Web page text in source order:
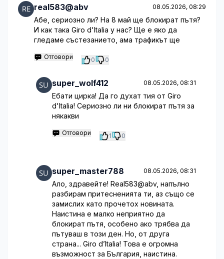
real583@abv 08.05.2026, 08:29
Абе, сериозно ли? На 8 май ще блокират пътя?
И как така Giro d'Italia у нас? Ще е яко да
гледаме състезанието, ама трафикът ще
Отговори 0 0
super_wolf412 08.05.2026, 08:31
Ебати цирка! Да го духат тия от Giro
d'Italia! Сериозно ли ни блокират пътя за
някакви
Отговори 1 0
super_master788 08.05.2026, 08:31
Ало, здравейте! Real583@abv, напълно
разбирам притесненията ти, аз също се
замислих като прочетох новината.
Наистина е малко неприятно да
блокират пътя, особено ако трябва да
пътуваш в този ден. Но, от друга
страна... Giro d’Italia! Това е огромна
възможност за България, наистина.